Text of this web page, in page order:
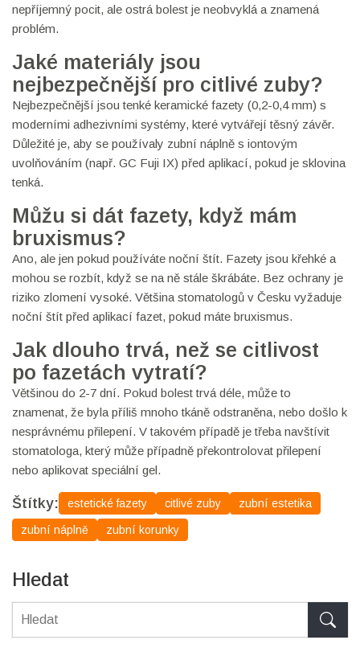
nepříjemný pocit, ale ostrá bolest je neobvyklá a znamená
problém.
Jaké materiály jsou
nejbezpečnější pro citlivé zuby?
Nejbezpečnější jsou tenké keramické fazety (0,2-0,4 mm) s
moderními adhezivními systémy, které vytvářejí těsný závěr.
Důležité je, aby se používaly zubní náplně s iontovým
uvolňováním (např. GC Fuji IX) před aplikací, pokud je sklovina
tenká.
Můžu si dát fazety, když mám
bruxismus?
Ano, ale jen pokud používáte noční štít. Fazety jsou křehké a
mohou se rozbít, když se na ně stále škrábáte. Bez ochrany je
riziko zlomení vysoké. Většina stomatologů v Česku vyžaduje
noční štít před aplikací fazet, pokud máte bruxismus.
Jak dlouho trvá, než se citlivost
po fazetách vytratí?
Většinou do 2-7 dní. Pokud bolest trvá déle, může to
znamenat, že byla příliš mnoho tkáně odstraněna, nebo došlo k
nesprávnému přilepení. V takovém případě je třeba navštívit
stomatologa, který může případně překontrolovat přilepení
nebo aplikovat speciální gel.
Štítky: estetické fazety citlivé zuby zubní estetika
zubní náplně zubní korunky
Hledat